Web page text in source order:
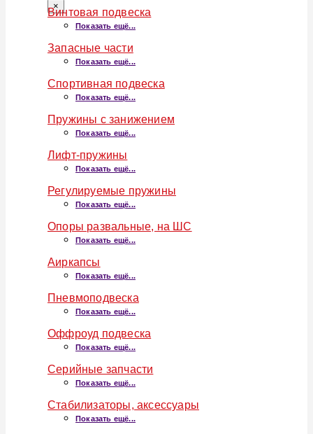
×
Винтовая подвеска
Показать ещё...
Запасные части
Показать ещё...
Спортивная подвеска
Показать ещё...
Пружины с занижением
Показать ещё...
Лифт-пружины
Показать ещё...
Регулируемые пружины
Показать ещё...
Опоры развальные, на ШС
Показать ещё...
Аиркапсы
Показать ещё...
Пневмоподвеска
Показать ещё...
Оффроуд подвеска
Показать ещё...
Серийные запчасти
Показать ещё...
Стабилизаторы, аксессуары
Показать ещё...